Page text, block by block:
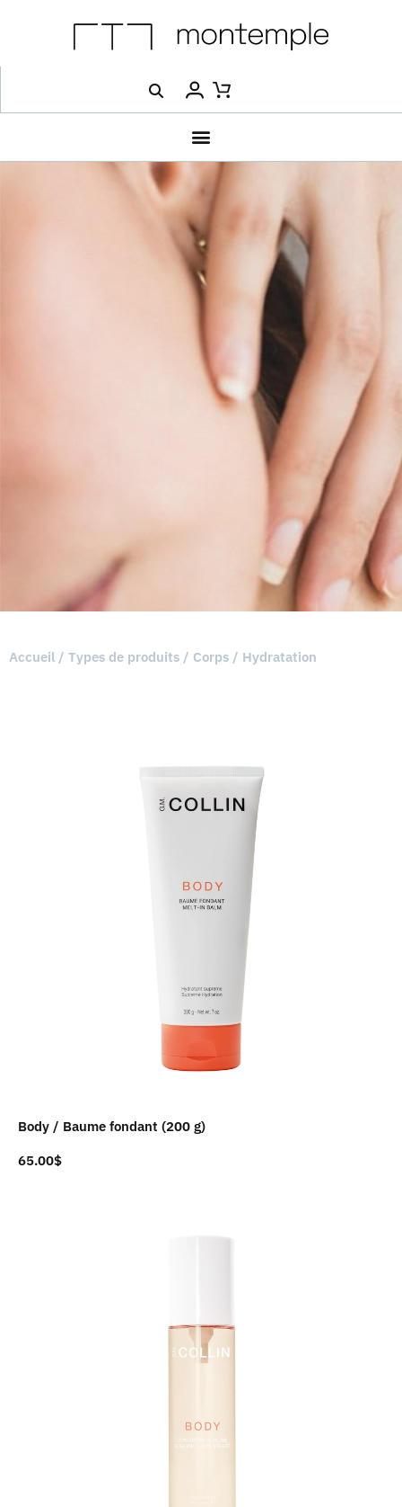
Accueil / Types de produits / Corps / Hydratation
Body / Baume fondant (200 g)
65.00$